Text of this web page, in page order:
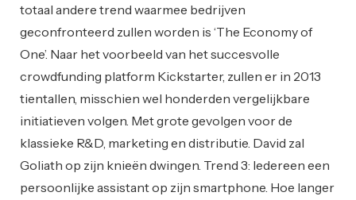
totaal andere trend waarmee bedrijven
geconfronteerd zullen worden is ‘The Economy of
One’. Naar het voorbeeld van het succesvolle
crowdfunding platform Kickstarter, zullen er in 2013
tientallen, misschien wel honderden vergelijkbare
initiatieven volgen. Met grote gevolgen voor de
klassieke R&D, marketing en distributie. David zal
Goliath op zijn knieën dwingen. Trend 3: Iedereen een
persoonlijke assistant op zijn smartphone. Hoe langer